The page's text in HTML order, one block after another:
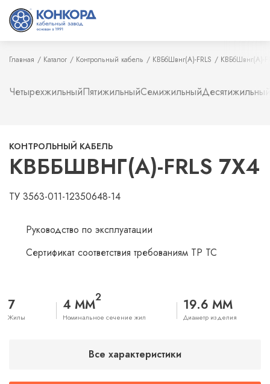
Главная Каталог Контрольный кабель КВБбШвнг(А)-FRLS КВБбШвнг(А)-
ЧетырехжильныйПятижильныйСемижильныйДесятижильный
КОНТРОЛЬНЫЙ КАБЕЛЬ
КВББШВНГ(А)-FRLS 7Х4
ТУ 3563-011-12350648-14
Руководство по эксплуатации
Сертификат соответствия требованиям ТР ТС
7
Жилы
4 ММ2
Номинальное сечение жил
19.6 ММ
Диаметр изделия
Все характеристики